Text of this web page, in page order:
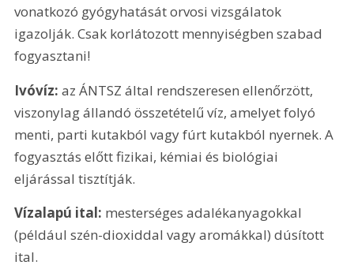
vonatkozó gyógyhatását orvosi vizsgálatok
igazolják. Csak korlátozott mennyiségben szabad
fogyasztani!
Ivóvíz: az ÁNTSZ által rendszeresen ellenőrzött,
viszonylag állandó összetételű víz, amelyet folyó
menti, parti kutakból vagy fúrt kutakból nyernek. A
fogyasztás előtt fizikai, kémiai és biológiai
eljárással tisztítják.
Vízalapú ital: mesterséges adalékanyagokkal
(például szén-dioxiddal vagy aromákkal) dúsított
ital.